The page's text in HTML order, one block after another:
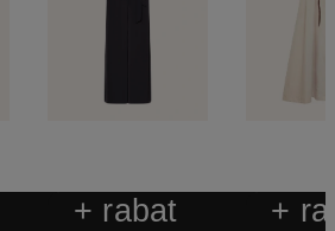
+ rabat
+